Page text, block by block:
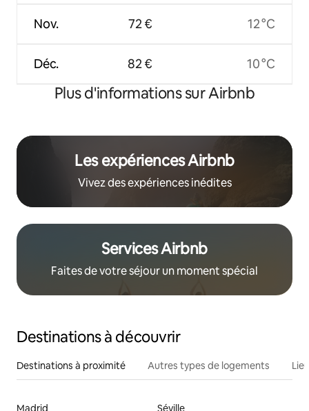
Nov.
Déc.
72 €
82 €
12 °C
10 °C
Plus d'informations sur Airbnb
Les expériences Airbnb
Vivez des expériences inédites
Services Airbnb
Faites de votre séjour un moment spécial
Destinations à découvrir
Destinations à proximité Autres types de logements
Madrid Séville